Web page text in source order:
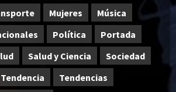
Mujeres
Música
Política
Portada
Salud y Ciencia
Sociedad
Tendencia
Tendencias